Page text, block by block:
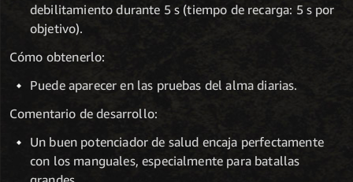
debilitamiento durante 5 s (tiempo de recarga: 5 s por
objetivo).
Cómo obtenerlo:
Puede aparecer en las pruebas del alma diarias.
Comentario de desarrollo:
Un buen potenciador de salud encaja perfectamente
con los manguales, especialmente para batallas